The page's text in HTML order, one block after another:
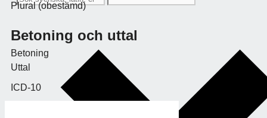
Plural (obestämd)
Betoning och uttal
Betoning
Uttal
ICD-10